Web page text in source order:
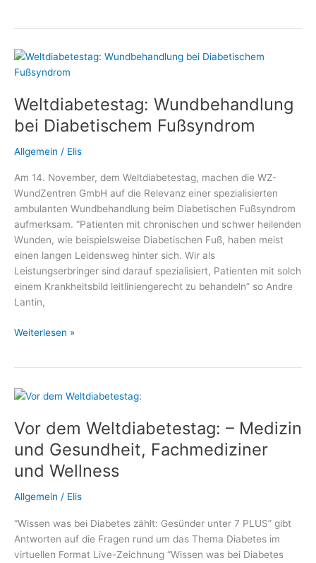
SA
Weltdiabetestag: Wundbehandlung
bei Diabetischem Fußsyndrom
Allgemein / Elis
Am 14. November, dem Weltdiabetestag, machen die WZ-
WundZentren GmbH auf die Relevanz einer spezialisierten
ambulanten Wundbehandlung beim Diabetischen Fußsyndrom
aufmerksam. “Patienten mit chronischen und schwer heilenden
Wunden, wie beispielsweise Diabetischen Fuß, haben meist
einen langen Leidensweg hinter sich. Wir als
Leistungserbringer sind darauf spezialisiert, Patienten mit solch
einem Krankheitsbild leitliniengerecht zu behandeln” so Andre
Lantin,
Weltdiabetestag:
Fußsyndrom
Weiterlesen »
Vor dem Weltdiabetestag: – Medizin
und Gesundheit, Fachmediziner
und Wellness
Allgemein / Elis
“Wissen was bei Diabetes zählt: Gesünder unter 7 PLUS” gibt
Antworten auf die Fragen rund um das Thema Diabetes im
virtuellen Format Live-Zeichnung “Wissen was bei Diabetes